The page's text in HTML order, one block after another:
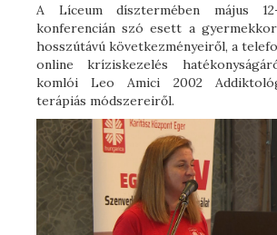
A Líceum dísztermében május
konferencián szó esett a
hosszútávú következményeiről, a
online kríziskezelés
komlói Leo Amici 2002
terápiás módszereiről.